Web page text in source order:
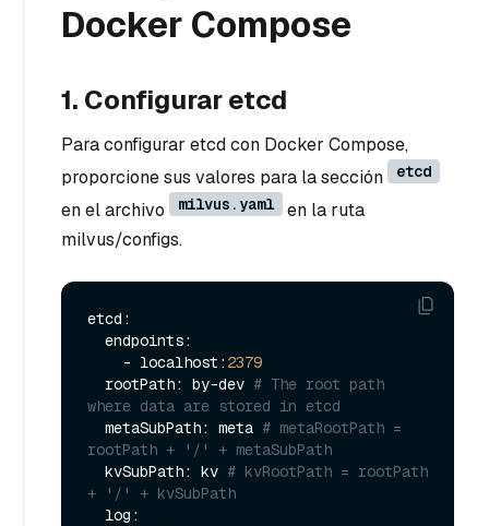
Docker Compose
1. Configurar etcd
Para configurar etcd con Docker Compose,
proporcione sus valores para la sección
etcd
en el archivo milvus.yaml
en la ruta
milvus/configs.
etcd:
    - localhost:
2379
  rootPath: by-dev
# The root path
where data are stored in etcd
  metaSubPath: meta
# metaRootPath =
rootPath + '/' + metaSubPath
  kvSubPath: kv
# kvRootPath = rootPath
+ '/' + kvSubPath